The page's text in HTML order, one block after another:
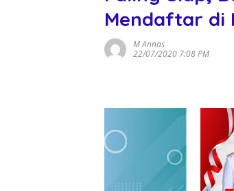
Mendaftar di
M Annas
22/07/2020 7:08 PM